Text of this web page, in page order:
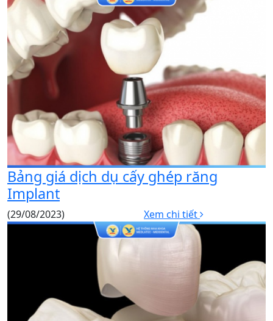
Bảng giá dịch dụ cấy ghép răng
Implant
(29/08/2023) Xem chi tiết